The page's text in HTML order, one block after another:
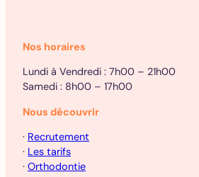
Nos horaires
Lundi à Vendredi : 7h00 – 21h00
Samedi : 8h00 – 17h00
Nous découvrir
· Recrutement
· Les tarifs
· Orthodontie